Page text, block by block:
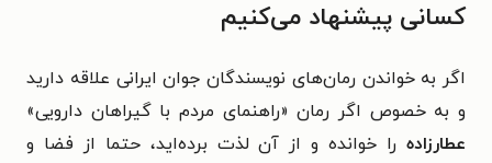
کسانی پیشنهاد می‌کنیم
اگر به خواندن رمان‌های نویسندگان جوان ایرانی علاقه دارید
و به خصوص اگر رمان «راهنمای مردم با گیراهان دارویی»
عطارزاده را خوانده و از آن لذت برده‌اید، حتما از فضا و